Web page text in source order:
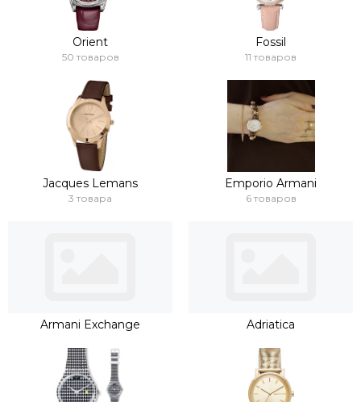
Orient
50 товаров
Fossil
11 товаров
Jacques Lemans
3 товара
Emporio Armani
6 товаров
Armani Exchange Adriatica